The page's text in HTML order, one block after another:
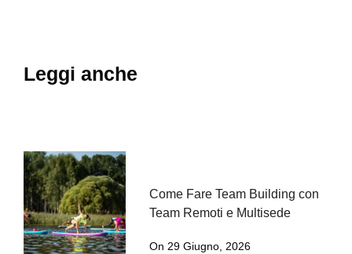
Leggi anche
Come Fare Team Building con
Team Remoti e Multisede
On 29 Giugno, 2026